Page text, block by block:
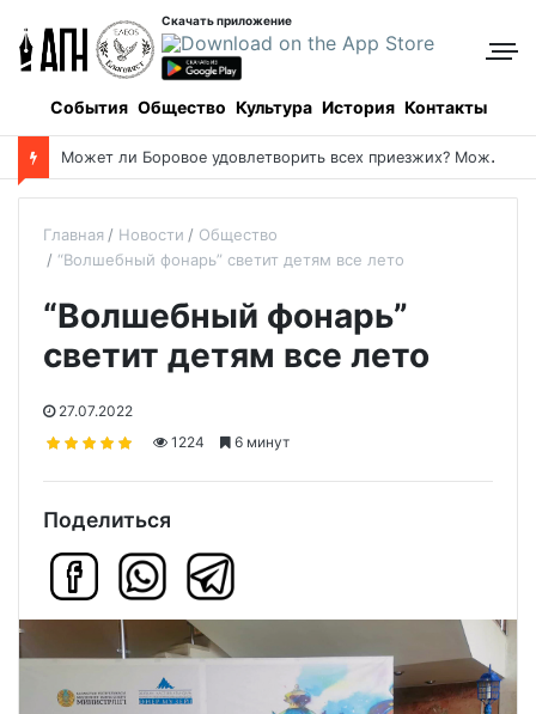
Скачать приложение
События Общество Культура История Контакты
Успенский пост-2026: даты и календарь питания
Главная Новости
Общество
“Волшебный фонарь” светит детям все лето
“Волшебный фонарь”
светит детям все лето
27.07.2022
1224
6 минут
Поделиться